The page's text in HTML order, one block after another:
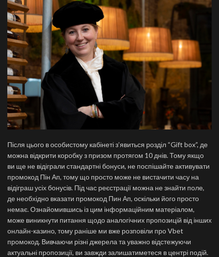
Після цього в особистому кабінеті з’явиться розділ “Gift box”, де
можна відкрити коробку з призом протягом 10 днів. Тому якщо
ви ще не відіграли стандартні бонуси, не поспішайте активувати
промокод Пін Ап, тому що просто може не вистачити часу на
відіграш усіх бонусів. Під час реєстрації можна не знайти поле,
де необхідно вказати промокод Пин Ап, оскільки його просто
немає. Ознайомившись із цим інформаційним матеріалом,
може виникнути питання щодо аналогічних пропозицій від інших
онлайн-казино, тому раніше ми вже розповіли про Vbet
промокод. Вивчаючи різні джерела та уважно відстежуючи
актуальні пропозиції, ви завжди залишатиметеся в центрі подій.